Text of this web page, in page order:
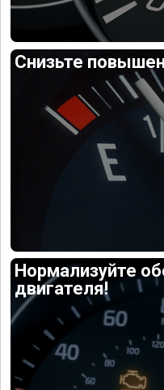
Снизьте
Нормализуйте
двигателя!